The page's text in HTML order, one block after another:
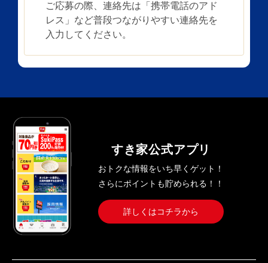
ご応募の際、連絡先は「携帯電話のアド
レス」など普段つながりやすい連絡先を
入力してください。
すき家公式アプリ
おトクな情報をいち早くゲット！
さらにポイントも貯められる！！
詳しくはコチラから